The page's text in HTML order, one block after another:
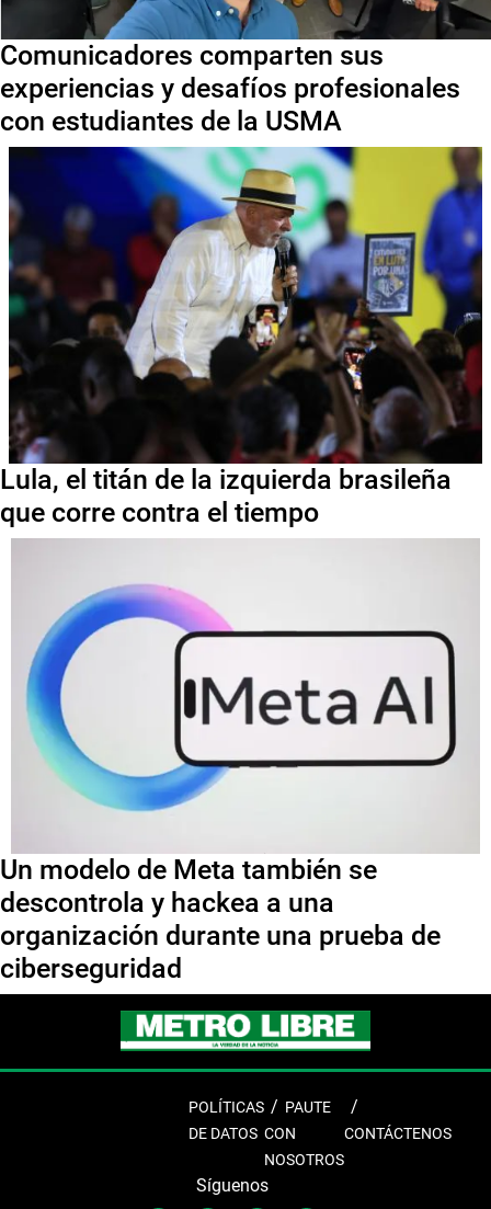
Comunicadores comparten sus
experiencias y desafíos profesionales
con estudiantes de la USMA
Lula, el titán de la izquierda brasileña
que corre contra el tiempo
Un modelo de Meta también se
descontrola y hackea a una
organización durante una prueba de
ciberseguridad
POLÍTICAS
DE DATOS
PAUTE
CON
NOSOTROS
CONTÁCTENOS
Síguenos